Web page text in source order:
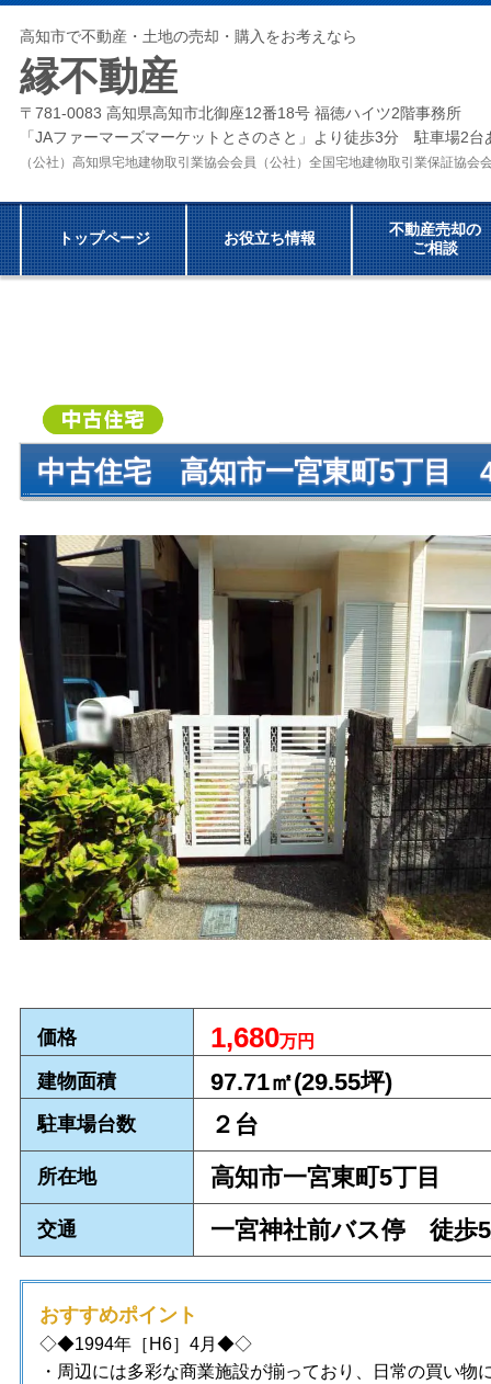
高知市で不動産・土地の売却・購入をお考えなら
縁不動産
〒781-0083 高知県高知市北御座12番18号 福徳ハイツ2階事務所
「JAファーマーズマーケットとさのさと」より徒歩3分 駐車場2台
（公社）高知県宅地建物取引業協会会員（公社）全国宅地建物取引業保証協
トップページ お役立ち情報
不動産売却の
ご相談
中古住宅高知市一宮東町5丁目
価格 1,680万円
建物面積 97.71㎡(29.55坪)
駐車場台数 ２台
所在地 高知市一宮東町5丁目
交通 一宮神社前バス停 徒歩
おすすめポイント
◇◆1994年［H6］4月 ◆◇
・ 周辺には多彩な商業施設が揃っており、日常の買い物